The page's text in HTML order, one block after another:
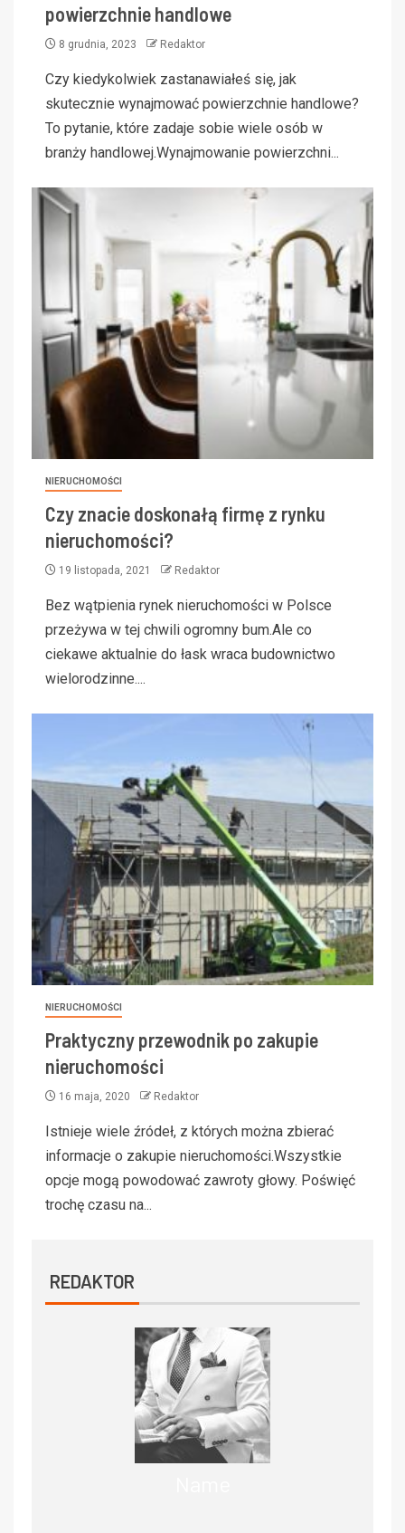
powierzchnie handlowe
8 grudnia, 2023 Redaktor
Czy kiedykolwiek zastanawiałeś się, jak
skutecznie wynajmować powierzchnie handlowe?
To pytanie, które zadaje sobie wiele osób w
branży handlowej.Wynajmowanie powierzchni...
NIERUCHOMOŚCI
Czy znacie doskonałą firmę z rynku
nieruchomości?
19 listopada, 2021 Redaktor
Bez wątpienia rynek nieruchomości w Polsce
przeżywa w tej chwili ogromny bum.Ale co
ciekawe aktualnie do łask wraca budownictwo
wielorodzinne....
NIERUCHOMOŚCI
Praktyczny przewodnik po zakupie
nieruchomości
16 maja, 2020 Redaktor
Istnieje wiele źródeł, z których można zbierać
informacje o zakupie nieruchomości.Wszystkie
opcje mogą powodować zawroty głowy. Poświęć
trochę czasu na...
REDAKTOR